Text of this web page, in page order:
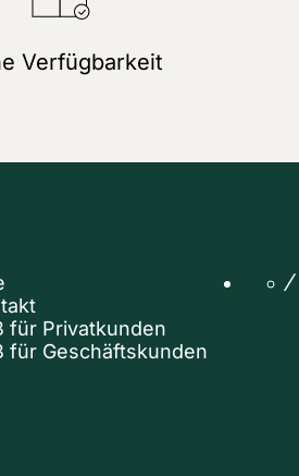
Verfügbarkeit
für Privatkunden
für Geschäftskunden